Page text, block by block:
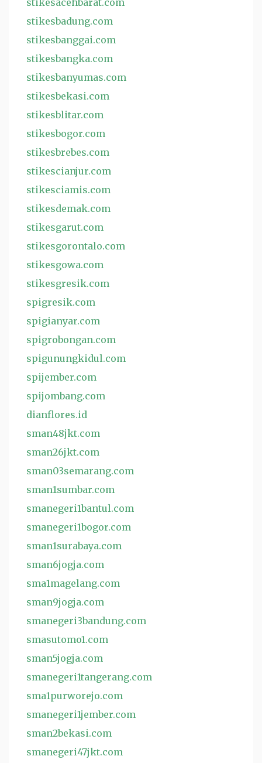
stikesacehbarat.com
stikesbadung.com
stikesbanggai.com
stikesbangka.com
stikesbanyumas.com
stikesbekasi.com
stikesblitar.com
stikesbogor.com
stikesbrebes.com
stikescianjur.com
stikesciamis.com
stikesdemak.com
stikesgarut.com
stikesgorontalo.com
stikesgowa.com
stikesgresik.com
spigresik.com
spigianyar.com
spigrobongan.com
spigunungkidul.com
spijember.com
spijombang.com
dianflores.id
sman48jkt.com
sman26jkt.com
sman03semarang.com
sman1sumbar.com
smanegeri1bantul.com
smanegeri1bogor.com
sman1surabaya.com
sman6jogja.com
sma1magelang.com
sman9jogja.com
smanegeri3bandung.com
smasutomo1.com
sman5jogja.com
smanegeri1tangerang.com
sma1purworejo.com
smanegeri1jember.com
sman2bekasi.com
smanegeri47jkt.com